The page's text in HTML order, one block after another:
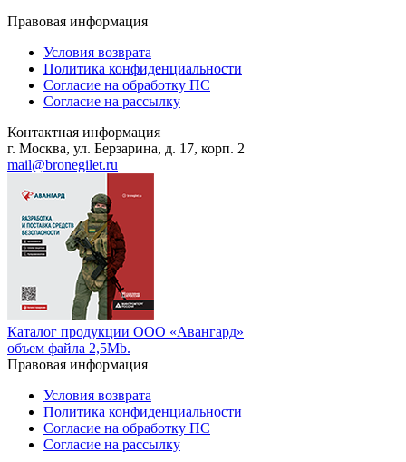
Правовая информация
Условия возврата
Политика конфиденциальности
Согласие на обработку ПС
Согласие на рассылку
Контактная информация
г. Москва, ул. Берзарина, д. 17, корп. 2
mail@bronegilet.ru
Каталог продукции ООО «Авангард»
объем файла 2,5Mb.
Правовая информация
Условия возврата
Политика конфиденциальности
Согласие на обработку ПС
Согласие на рассылку